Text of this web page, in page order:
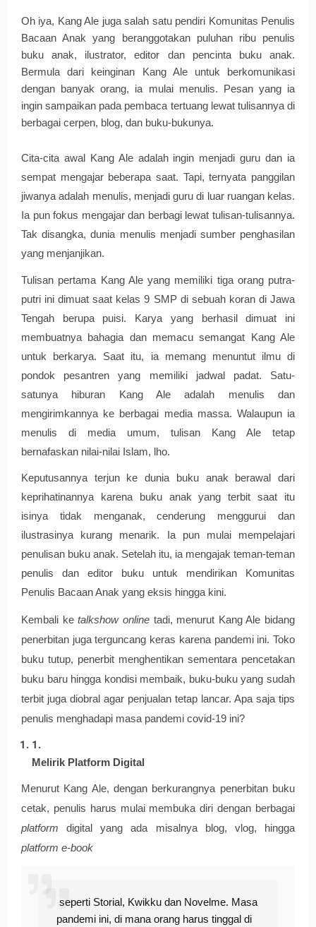
Oh iya, Kang Ale juga salah satu pendiri Komunitas Penulis
Bacaan Anak yang beranggotakan puluhan ribu penulis
buku anak, ilustrator, editor dan pencinta buku anak.
Bermula dari keinginan Kang Ale untuk berkomunikasi
dengan banyak orang, ia mulai menulis. Pesan yang ia
ingin sampaikan pada pembaca tertuang lewat tulisannya di
berbagai cerpen, blog, dan buku-bukunya.
Cita-cita awal Kang Ale adalah ingin menjadi guru dan ia
sempat mengajar beberapa saat. Tapi, ternyata panggilan
jiwanya adalah menulis, menjadi guru di luar ruangan kelas.
Ia pun fokus mengajar dan berbagi lewat tulisan-tulisannya.
Tak disangka, dunia menulis menjadi sumber penghasilan
yang menjanjikan.
Tulisan pertama Kang Ale yang memiliki tiga orang putra-
putri ini dimuat saat kelas 9 SMP di sebuah koran di Jawa
Tengah berupa puisi. Karya yang berhasil dimuat ini
membuatnya bahagia dan memacu semangat Kang Ale
untuk berkarya. Saat itu, ia memang menuntut ilmu di
pondok pesantren yang memiliki jadwal padat. Satu-
satunya hiburan Kang Ale adalah menulis dan
mengirimkannya ke berbagai media massa. Walaupun ia
menulis di media umum, tulisan Kang Ale tetap
bernafaskan nilai-nilai Islam, lho.
Keputusannya terjun ke dunia buku anak berawal dari
keprihatinannya karena buku anak yang terbit saat itu
isinya tidak menganak, cenderung menggurui dan
ilustrasinya kurang menarik. Ia pun mulai mempelajari
penulisan buku anak. Setelah itu, ia mengajak teman-teman
penulis dan editor buku untuk mendirikan Komunitas
Penulis Bacaan Anak yang eksis hingga kini.
Kembali ke talkshow online tadi, menurut Kang Ale bidang
penerbitan juga terguncang keras karena pandemi ini. Toko
buku tutup, penerbit menghentikan sementara pencetakan
buku baru hingga kondisi membaik, buku-buku yang sudah
terbit juga diobral agar penjualan tetap lancar. Apa saja tips
penulis menghadapi masa pandemi covid-19 ini?
Melirik Platform Digital
Menurut Kang Ale, dengan berkurangnya penerbitan buku
platform
digital yang ada misalnya blog, vlog, hingga
platform e-book
seperti Storial, Kwikku dan Novelme. Masa
pandemi ini, di mana orang harus tinggal di